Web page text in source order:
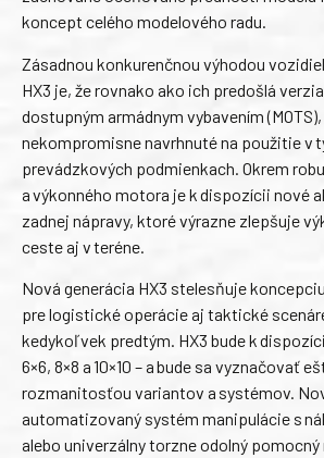
koncept celého modelového radu.
Zásadnou konkurenčnou výhodou
HX3 je, že rovnako ako ich predošlá
dostupným armádnym vybavením
nekompromisne navrhnuté na použitie v
prevádzkových podmienkach. Okrem
a výkonného motora je k dispozícii nové
zadnej nápravy, ktoré výrazne zlepšuje
ceste aj v teréne.
Nová generácia HX3 stelesňuje
pre logistické operácie aj taktické
kedykoľvek predtým. HX3 bude k
6×6, 8×8 a 10×10 – a bude sa vyznačovať
rozmanitosťou variantov a systémov.
automatizovaný systém manipulácie s
alebo univerzálny torzne odolný pomocný